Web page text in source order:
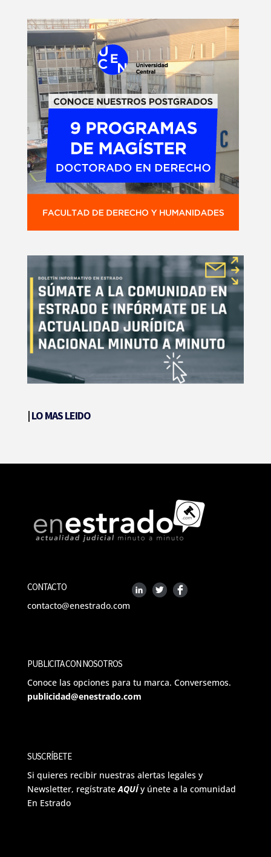
|LO MAS LEIDO
CONTACTO
contacto@enestrado.com
PUBLICITA CON NOSOTROS
Conoce las opciones para tu marca. Conversemos.
publicidad@enestrado.com
SUSCRÍBETE
Si quieres recibir nuestras alertas legales y
Newsletter, regístrateAQUÍ y únete a la comunidad
En Estrado